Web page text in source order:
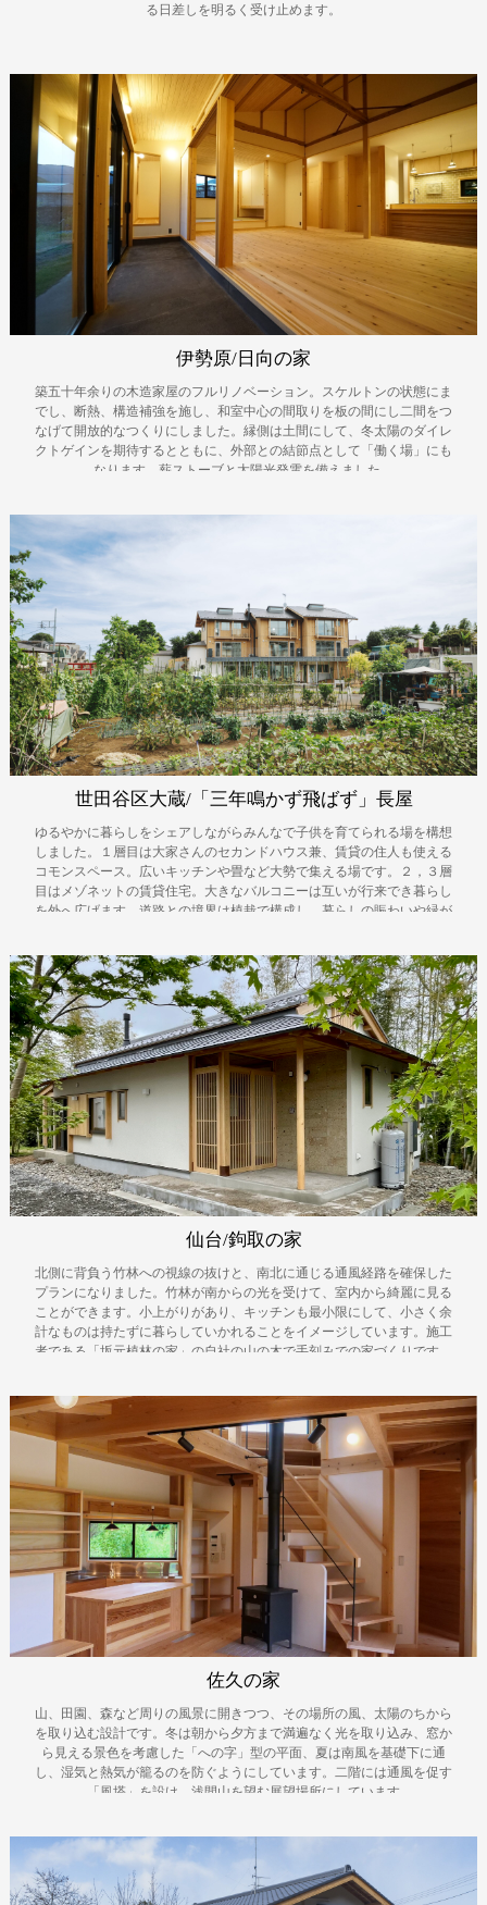
る日差しを明るく受け止めます。
伊勢原/日向の家
築五十年余りの木造家屋のフルリノベーション。スケルトンの状態にま
でし、断熱、構造補強を施し、和室中心の間取りを板の間にし二間をつ
なげて開放的なつくりにしました。縁側は土間にして、冬太陽のダイレ
クトゲインを期待するとともに、外部との結節点として「働く場」にも
なります。薪ストーブと太陽光発電を備えました。
世田谷区大蔵/「三年鳴かず飛ばず」長屋
ゆるやかに暮らしをシェアしながらみんなで子供を育てられる場を構想
しました。１層目は大家さんのセカンドハウス兼、賃貸の住人も使える
コモンスペース。広いキッチンや畳など大勢で集える場です。２，３層
目はメゾネットの賃貸住宅。大きなバルコニーは互いが行来でき暮らし
を外へ広げます。道路との境界は植栽で構成し、暮らしの賑わいや緑が
仙台/鉤取の家
北側に背負う竹林への視線の抜けと、南北に通じる通風経路を確保した
プランになりました。竹林が南からの光を受けて、室内から綺麗に見る
ことができます。小上がりがあり、キッチンも最小限にして、小さく余
計なものは持たずに暮らしていかれることをイメージしています。施工
者である「坂元植林の家」の自社の山の木で手刻みでの家づくりです。
佐久の家
山、田園、森など周りの風景に開きつつ、その場所の風、太陽のちから
を取り込む設計です。冬は朝から夕方まで満遍なく光を取り込み、窓か
ら見える景色を考慮した「への字」型の平面、夏は南風を基礎下に通
し、湿気と熱気が籠るのを防ぐようにしています。二階には通風を促す
「風塔」を設け、浅間山を望む展望場所にしています